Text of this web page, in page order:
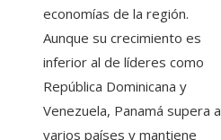
economías de la región.
Aunque su crecimiento es
inferior al de líderes como
República Dominicana y
Venezuela, Panamá supera a
varios países y mantiene